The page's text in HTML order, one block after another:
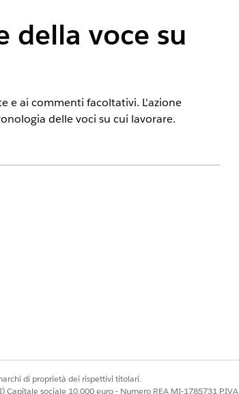
della voce su
e ai commenti facoltativi. L'azione
delle voci su cui lavorare.
per l'approvazione
di proprietà dei rispettivi titolari.
sociale 10.000 euro - Numero REA MI-1785731 P.IVA